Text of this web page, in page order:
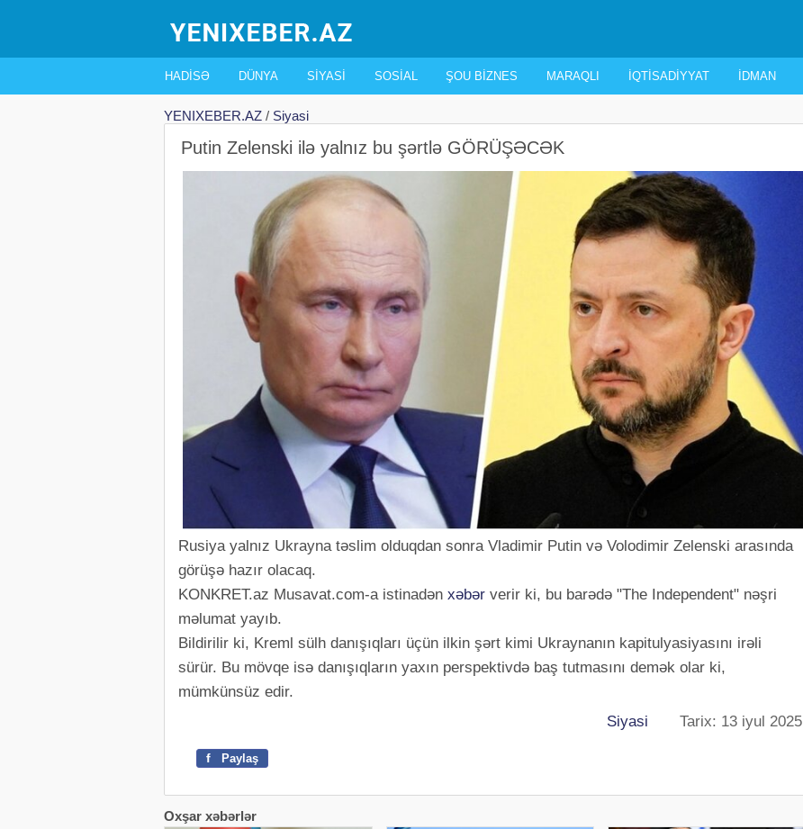
HADISƏ DÜNYA SIYASI SOSIAL ŞOU BIZNES MARAQLI İQTISADIYYAT İDMAN
YENIXEBER.AZ / Siyasi
Putin Zelenski ilə yalnız bu şərtlə GÖRÜŞƏCƏK
Rusiya yalnız Ukrayna təslim olduqdan sonra Vladimir Putin və Volodimir Zelenski arasında
görüşə hazır olacaq.
KONKRET.az Musavat.com-a istinadən xəbər verir ki, bu barədə "The Independent" nəşri
məlumat yayıb.
Bildirilir ki, Kreml sülh danışıqları üçün ilkin şərt kimi Ukraynanın kapitulyasiyasını irəli
sürür. Bu mövqe isə danışıqların yaxın perspektivdə baş tutmasını demək olar ki,
mümkünsüz edir.
Siyasi Tarix: 13 iyul 2025
f Paylaş
Oxşar xəbərlər